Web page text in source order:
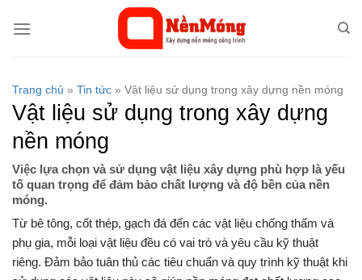
qua
Trang chủ » Tin tức » Vật liệu sử dụng trong xây dựng nền móng
Vật liệu sử dụng trong xây dựng
nền móng
Việc lựa chọn và sử dụng vật liệu xây dựng phù hợp là yếu
tố quan trọng để đảm bảo chất lượng và độ bền của nền
móng.
Từ bê tông, cốt thép, gạch đá đến các vật liệu chống thấm và
phụ gia, mỗi loại vật liệu đều có vai trò và yêu cầu kỹ thuật
riêng. Đảm bảo tuân thủ các tiêu chuẩn và quy trình kỹ thuật khi